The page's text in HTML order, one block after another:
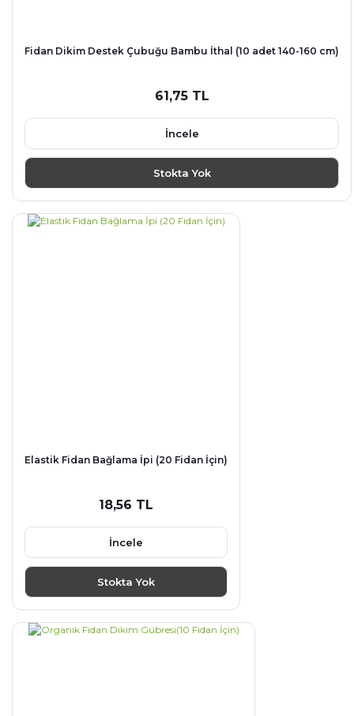
Fidan Dikim Destek Çubuğu Bambu İthal (10 adet 140-160 cm)
61,75 TL
İncele
Stokta Yok
Elastik Fidan Bağlama İpi (20 Fidan İçin)
18,56 TL
İncele
Stokta Yok